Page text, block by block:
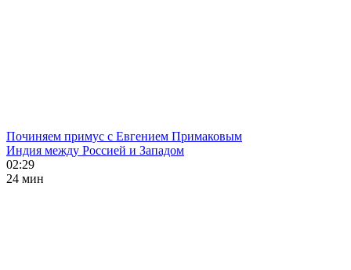
Починяем примус с Евгением Примаковым
Индия между Россией и Западом
02:29
24 мин